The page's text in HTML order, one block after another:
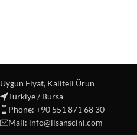
Uygun Fiyat, Kaliteli Ürün
Türkiye / Bursa
Phone: +90 551 871 68 30
Mail: info@lisanscini.com